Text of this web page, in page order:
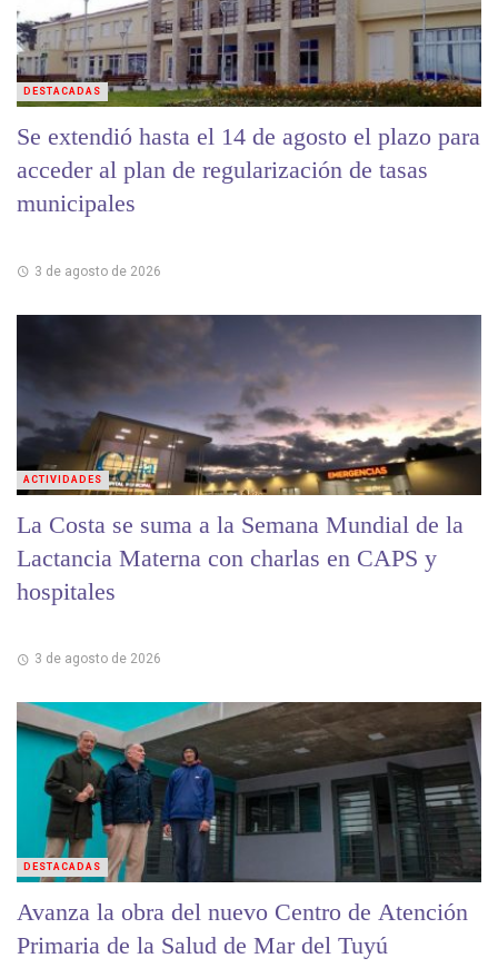
Se extendió hasta el 14 de agosto el plazo para
acceder al plan de regularización de tasas
municipales
3 de agosto de 2026
DESTACADAS
La Costa se suma a la Semana Mundial de la
Lactancia Materna con charlas en CAPS y
hospitales
3 de agosto de 2026
ACTIVIDADES
Avanza la obra del nuevo Centro de Atención
Primaria de la Salud de Mar del Tuyú
DESTACADAS